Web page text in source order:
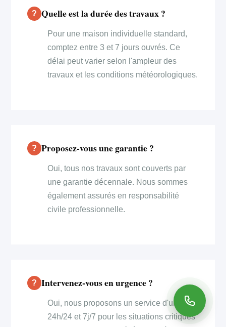
Quelle est la durée des travaux ?
Pour une maison individuelle standard,
comptez entre 3 et 7 jours ouvrés. Ce
délai peut varier selon l'ampleur des
travaux et les conditions météorologiques.
Proposez-vous une garantie ?
Oui, tous nos travaux sont couverts par
une garantie décennale. Nous sommes
également assurés en responsabilité
civile professionnelle.
Intervenez-vous en urgence ?
Oui, nous proposons un service d'urgence
24h/24 et 7j/7 pour les situations critiques